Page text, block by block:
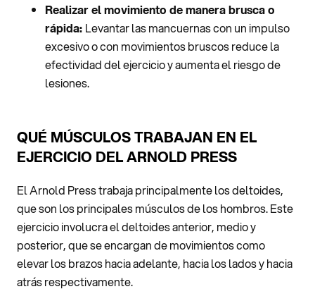
Realizar el movimiento de manera brusca o
rápida: Levantar las mancuernas con un impulso
excesivo o con movimientos bruscos reduce la
efectividad del ejercicio y aumenta el riesgo de
lesiones.
QUÉ MÚSCULOS TRABAJAN EN EL
EJERCICIO DEL ARNOLD PRESS
El Arnold Press trabaja principalmente los deltoides,
que son los principales músculos de los hombros. Este
ejercicio involucra el deltoides anterior, medio y
posterior, que se encargan de movimientos como
elevar los brazos hacia adelante, hacia los lados y hacia
atrás respectivamente.